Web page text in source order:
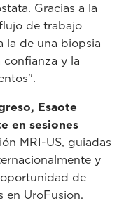
Gracias a la
de trabajo
la de una biopsia
confianza y la
Esaote
en sesiones
MRI-US, guiadas
y
de
en UroFusion.